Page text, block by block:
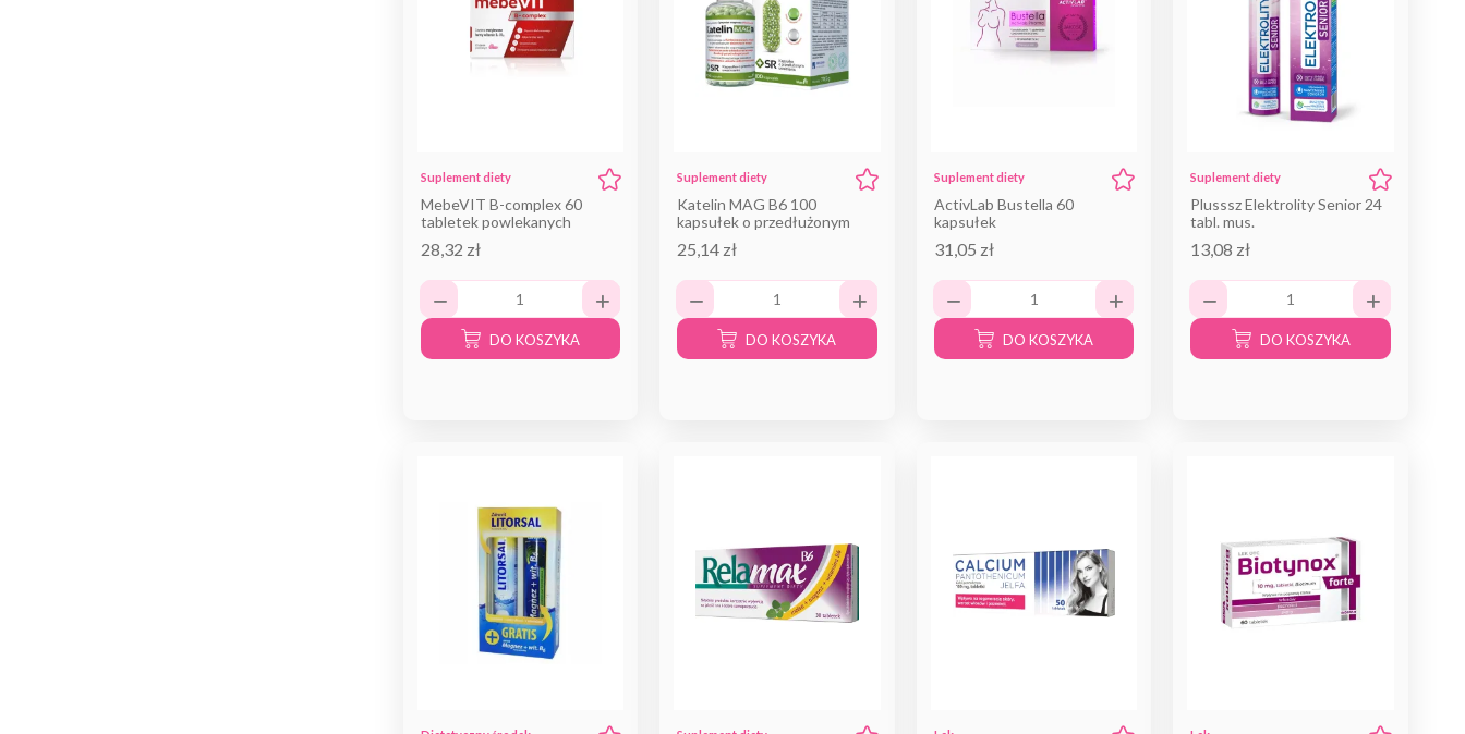
Suplement diety
MebeVIT B-complex 60
tabletek powlekanych
28,32 zł
DO KOSZYKA
Suplement diety
Katelin MAG B6 100
kapsułek o przedłużonym
uwalnianiu
25,14 zł
DO KOSZYKA
Suplement diety
ActivLab Bustella 60
kapsułek
31,05 zł
DO KOSZYKA
Suplement diety
Plusssz Elektrolity Senior 24
tabl. mus.
13,08 zł
DO KOSZYKA